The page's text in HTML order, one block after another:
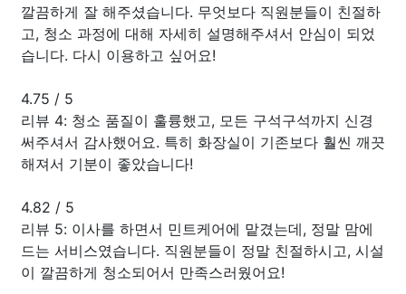
깔끔하게 잘 해주셨습니다. 무엇보다 직원분들이 친절하
고, 청소 과정에 대해 자세히 설명해주셔서 안심이 되었
습니다. 다시 이용하고 싶어요!
4.75 / 5
리뷰 4: 청소 품질이 훌륭했고, 모든 구석구석까지 신경
써주셔서 감사했어요. 특히 화장실이 기존보다 훨씬 깨끗
해져서 기분이 좋았습니다!
4.82 / 5
리뷰 5: 이사를 하면서 민트케어에 맡겼는데, 정말 맘에
드는 서비스였습니다. 직원분들이 정말 친절하시고, 시설
이 깔끔하게 청소되어서 만족스러웠어요!